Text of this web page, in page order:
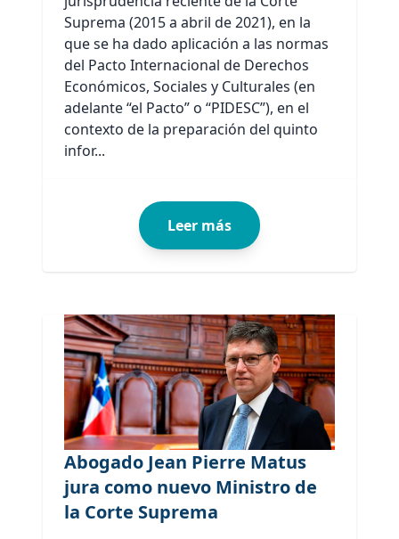
Suprema (2015 a abril de 2021), en la
que se ha dado aplicación a las normas
del Pacto Internacional de Derechos
Económicos, Sociales y Culturales (en
adelante “el Pacto” o “PIDESC”), en el
contexto de la preparación del quinto
infor...
Leer más
Abogado Jean Pierre Matus
jura como nuevo Ministro de
la Corte Suprema